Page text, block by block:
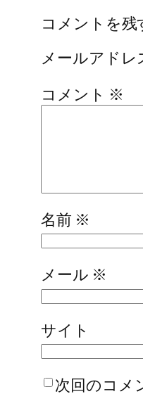
コメントを残
メールアドレ
コメント ※
名前 ※
メール ※
サイト
次回のコメ